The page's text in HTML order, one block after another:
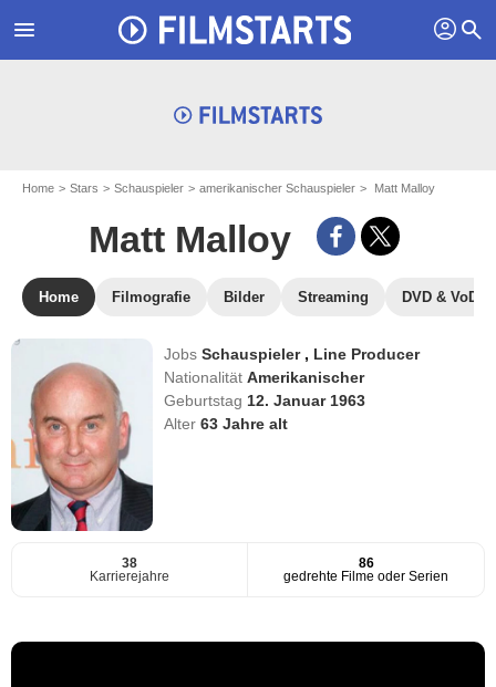
menu profil search
Home Stars Schauspieler amerikanischer Schauspieler Matt Malloy
Matt Malloy
Home Filmografie Bilder Streaming DVD & VoD
JobsSchauspieler , Line Producer
NationalitätAmerikanischer
Geburtstag 12. Januar 1963
Alter63 Jahre alt
38
Karrierejahre
86
gedrehte Filme oder Serien